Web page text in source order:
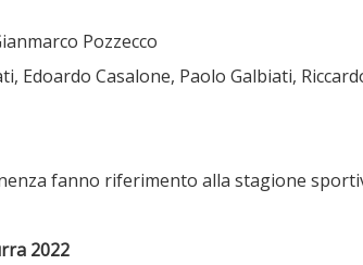
Pozzecco
Edoardo Casalone, Paolo Galbiati,
fanno riferimento alla stagione
2022